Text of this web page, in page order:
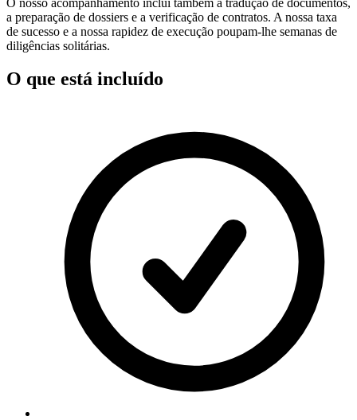
a preparação de dossiers e a verificação de contratos. A nossa taxa
de sucesso e a nossa rapidez de execução poupam-lhe semanas de
diligências solitárias.
O que está incluído